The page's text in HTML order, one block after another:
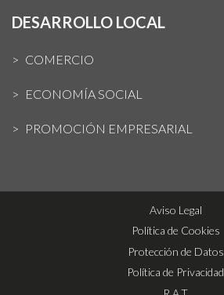
DESARROLLO LOCAL
COMERCIO
ECONOMÍA SOCIAL
PROMOCIÓN EMPRESARIAL
Aviso Legal
Política de Cookies
Protección de Datos
Política de Privacidad